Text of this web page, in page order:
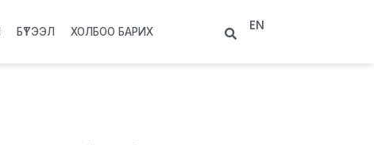
БҮТЭЭЛ ХОЛБОО БАРИХ EN